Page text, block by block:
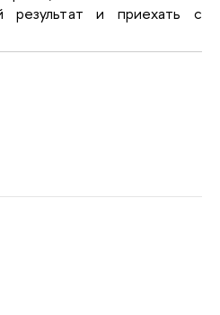
результат и приехать с